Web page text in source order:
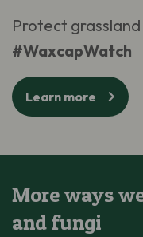
Protect
#WaxcapWatch
Learn more
More ways
and fungi